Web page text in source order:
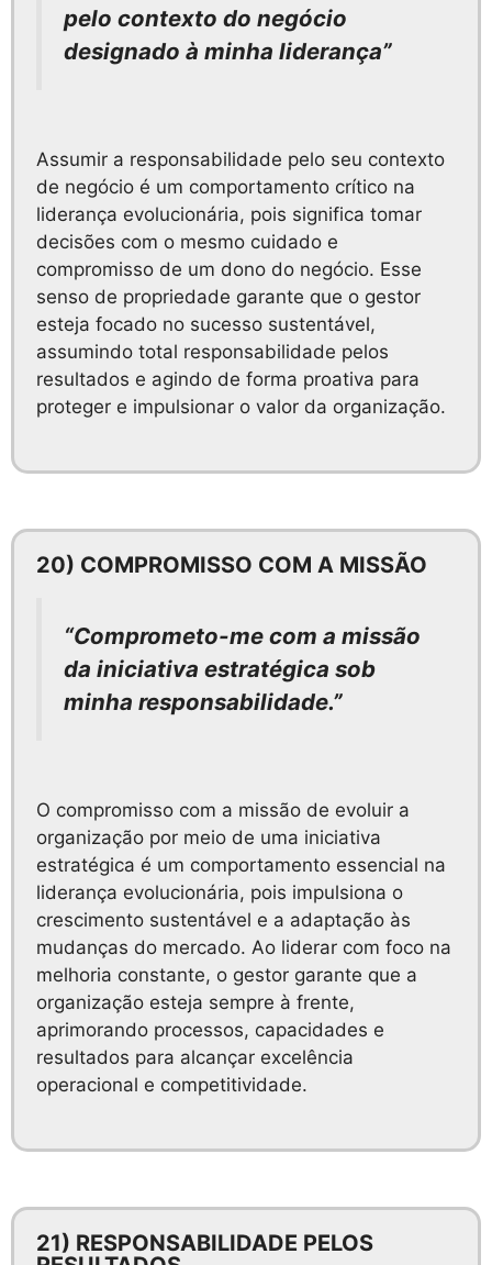
pelo contexto do negócio
designado à minha liderança”
Assumir a responsabilidade pelo seu contexto
de negócio é um comportamento crítico na
liderança evolucionária, pois significa tomar
decisões com o mesmo cuidado e
compromisso de um dono do negócio. Esse
senso de propriedade garante que o gestor
esteja focado no sucesso sustentável,
assumindo total responsabilidade pelos
resultados e agindo de forma proativa para
proteger e impulsionar o valor da organização.
20) COMPROMISSO COM A MISSÃO
“Comprometo-me com a missão
da iniciativa estratégica sob
minha responsabilidade.”
O compromisso com a missão de evoluir a
organização por meio de uma iniciativa
estratégica é um comportamento essencial na
liderança evolucionária, pois impulsiona o
crescimento sustentável e a adaptação às
mudanças do mercado. Ao liderar com foco na
melhoria constante, o gestor garante que a
organização esteja sempre à frente,
aprimorando processos, capacidades e
resultados para alcançar excelência
operacional e competitividade.
21) RESPONSABILIDADE PELOS